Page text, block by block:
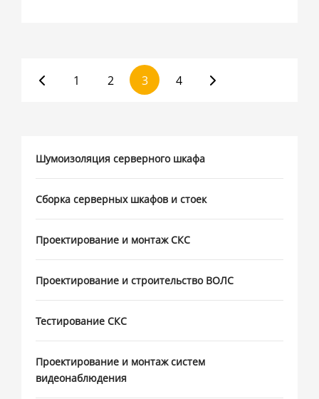
1 2 3 4
Шумоизоляция серверного шкафа
Сборка серверных шкафов и стоек
Проектирование и монтаж СКС
Проектирование и строительство ВОЛС
Тестирование СКС
Проектирование и монтаж систем
видеонаблюдения